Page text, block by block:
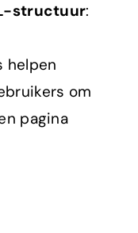
structuur:
helpen
om
pagina